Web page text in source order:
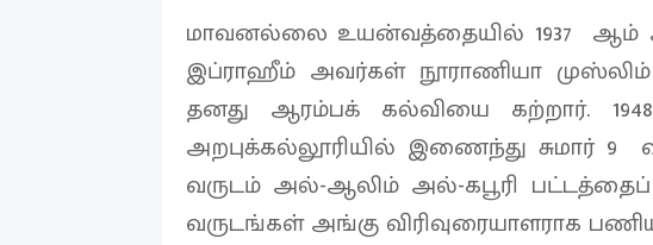
மாவனல்லை உயன்வத்தையில் 1937
இப்ராஹீம் அவர்கள் நூராணியா
தனது ஆரம்பக் கல்வியை கற்றார்.
அறபுக்கல்லூரியில் இணைந்து சுமார் 9
வருடம் அல்-ஆலிம் அல்-கபூரி
வருடங்கள் அங்கு விரிவுரையாளராக